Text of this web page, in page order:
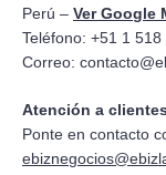
Perú – Ver Google
Teléfono: +51 1 518
Correo:
Atención a
Ponte en contacto